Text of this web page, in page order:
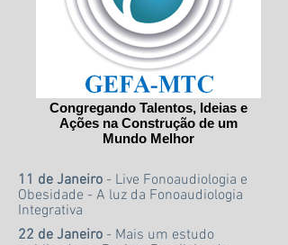
Congregando Talentos, Ideias e
Ações na Construção de um
Mundo Melhor
11 de Janeiro - Live Fonoaudiologia e
Obesidade - A luz da Fonoaudiologia
Integrativa
22 de Janeiro - Mais um estudo